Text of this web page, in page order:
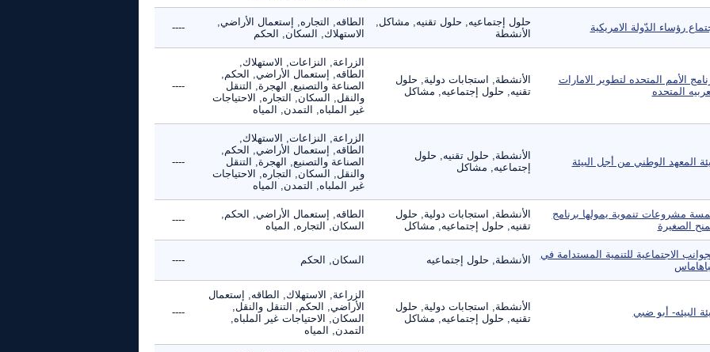
رؤساء الدّولة الامريكية
حلول إجتماعيه, حلول تقنيه, مشاكل,
الأنشطة
الطاقه, التجاره, إستعمال الأراضي,
الاستهلاك, السكان, الحكم
----
الأمم المتحده لتطوير الامارات
المتحده
الأنشطة, استجابات دولية, حلول
تقنيه, حلول إجتماعيه, مشاكل
الزراعة, النزاعات, الاستهلاك,
الطاقه, إستعمال الأراضي, الحكم,
الصناعة والتصنيع, الهجرة, التنقل
والنقل, السكان, التجاره, الاحتياجات
غير الملباه, التمدن, المياه
----
المعهد الوطني من أجل البيئة
الأنشطة, حلول تقنيه, حلول
إجتماعيه, مشاكل
الزراعة, النزاعات, الاستهلاك,
الطاقه, إستعمال الأراضي, الحكم,
الصناعة والتصنيع, الهجرة, التنقل
والنقل, السكان, التجاره, الاحتياجات
غير الملباه, التمدن, المياه
----
مشروعات تنموية يمولها برنامج
الصغيرة
الأنشطة, استجابات دولية, حلول
تقنيه, حلول إجتماعيه, مشاكل
الطاقه, إستعمال الأراضي, الحكم,
السكان, التجاره, المياه
----
الاجتماعية للتنمية المستدامة في
الأنشطة, حلول إجتماعيه السكان, الحكم ----
البيئه- أبو ضبي
الأنشطة, استجابات دولية, حلول
تقنيه, حلول إجتماعيه, مشاكل
الزراعة, الاستهلاك, الطاقه, إستعمال
الأراضي, الحكم, التنقل والنقل,
السكان, الاحتياجات غير الملباه,
التمدن, المياه
----